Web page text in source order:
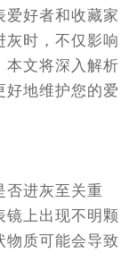
好者和收藏家
灰时，不仅影响
本文将深入解析
好地维护您的爱
进灰至关重
镜上出现不明颗
物质可能会导致